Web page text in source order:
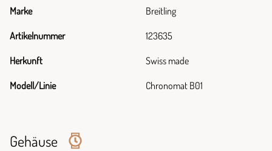
Marke Breitling
Artikelnummer 123635
Herkunft Swiss made
Modell/Linie Chronomat B01
Gehäuse